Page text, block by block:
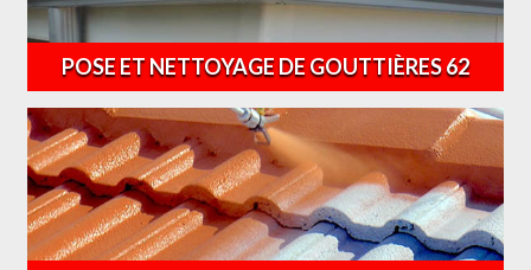
POSE ET NETTOYAGE DE GOUTTIÈRES 62